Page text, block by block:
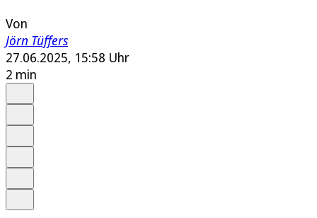
Von
Jörn Tüffers
27.06.2025, 15:58 Uhr
2 min